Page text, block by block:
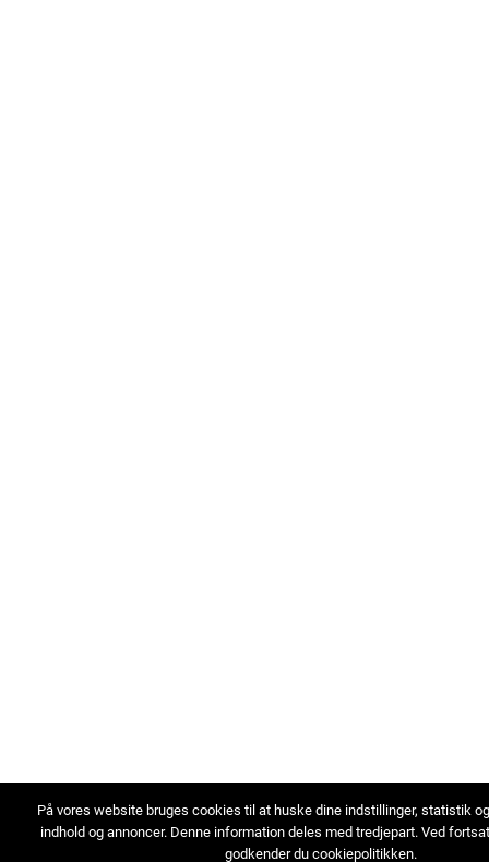
På vores website bruges cookies til at huske dine indstillinger, statistik
indhold og annoncer. Denne information deles med tredjepart. Ved
godkender du cookiepolitikken.